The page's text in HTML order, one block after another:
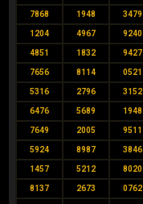
7868 1948 3479
1204 4967 9240
4851 1832 9427
7656 8114 0521
5316 2796 3152
6476 5689 1948
7649 2005 9511
5924 8987 3846
1457 5212 8020
8137 2673 0762